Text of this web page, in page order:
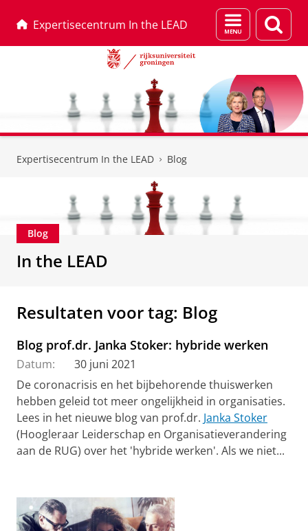
Expertisecentrum In the LEAD
Menu
en
Expertisecentrum In the LEAD Blog
Blog
In the LEAD
Resultaten voor tag: Blog
Blog prof.dr. Janka Stoker: hybride werken
Datum:
30 juni 2021
De coronacrisis en het bijbehorende thuiswerken
hebben geleid tot meer ongelijkheid in organisaties.
Lees in het nieuwe blog van prof.dr. Janka Stoker
(Hoogleraar Leiderschap en Organisatieverandering
aan de RUG) over het 'hybride werken'. Als we niet...